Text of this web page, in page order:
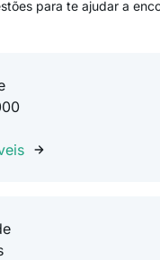
para te ajudar a